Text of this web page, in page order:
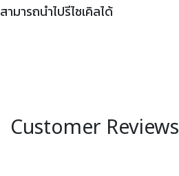
สามารถนำไปรีไซเคิลได้
Customer Reviews